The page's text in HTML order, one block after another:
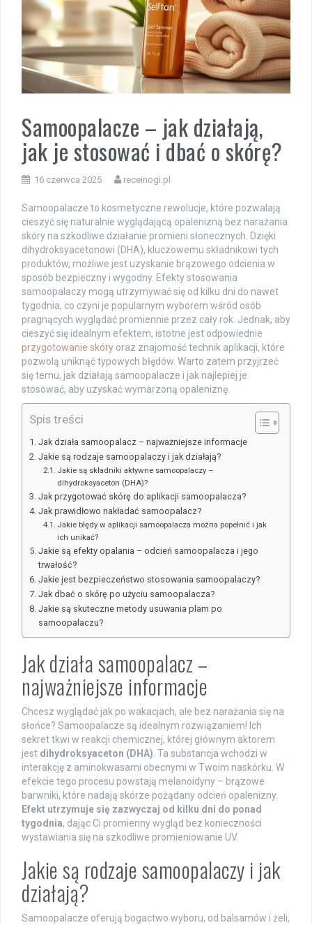
Samoopalacze – jak działają,
jak je stosować i dbać o skórę?
16 czerwca 2025 receinogi.pl
Samoopalacze to kosmetyczne rewolucje, które pozwalają
cieszyć się naturalnie wyglądającą opalenizną bez narażania
skóry na szkodliwe działanie promieni słonecznych. Dzięki
dihydroksyacetonowi (DHA), kluczowemu składnikowi tych
produktów, możliwe jest uzyskanie brązowego odcienia w
sposób bezpieczny i wygodny. Efekty stosowania
samoopalaczy mogą utrzymywać się od kilku dni do nawet
tygodnia, co czyni je popularnym wyborem wśród osób
pragnących wyglądać promiennie przez cały rok. Jednak, aby
cieszyć się idealnym efektem, istotne jest odpowiednie
przygotowanie skóry oraz znajomość technik aplikacji, które
pozwolą uniknąć typowych błędów. Warto zatem przyjrzeć
się temu, jak działają samoopalacze i jak najlepiej je
stosować, aby uzyskać wymarzoną opaleniznę.
Spis treści
Jak działa samoopalacz – najważniejsze informacje
Jakie są rodzaje samoopalaczy i jak działają?
Jakie są składniki aktywne samoopalaczy –
dihydroksyaceton (DHA)?
Jak przygotować skórę do aplikacji samoopalacza?
Jak prawidłowo nakładać samoopalacz?
Jakie błędy w aplikacji samoopalacza można popełnić i jak
ich unikać?
Jakie są efekty opalania – odcień samoopalacza i jego
trwałość?
Jakie jest bezpieczeństwo stosowania samoopalaczy?
Jak dbać o skórę po użyciu samoopalacza?
Jakie są skuteczne metody usuwania plam po
samoopalaczu?
Jak działa samoopalacz –
najważniejsze informacje
Chcesz wyglądać jak po wakacjach, ale bez narażania się na
słońce? Samoopalacze są idealnym rozwiązaniem! Ich
sekret tkwi w reakcji chemicznej, której głównym aktorem
jest dihydroksyaceton (DHA) . Ta substancja wchodzi w
interakcję z aminokwasami obecnymi w Twoim naskórku. W
efekcie tego procesu powstają melanoidyny – brązowe
barwniki, które nadają skórze pożądany odcień opalenizny.
Efekt utrzymuje się zazwyczaj od kilku dni do ponad
tygodnia, dając Ci promienny wygląd bez konieczności
wystawiania się na szkodliwe promieniowanie UV.
Jakie są rodzaje samoopalaczy i jak
działają?
Samoopalacze oferują bogactwo wyboru, od balsamów i żeli,